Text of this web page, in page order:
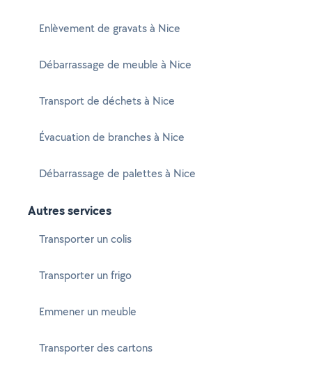
Enlèvement de gravats à Nice
Débarrassage de meuble à Nice
Transport de déchets à Nice
Évacuation de branches à Nice
Débarrassage de palettes à Nice
Autres services
Transporter un colis
Transporter un frigo
Emmener un meuble
Transporter des cartons